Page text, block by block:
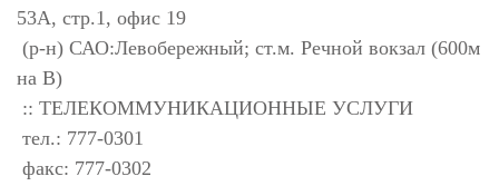
53А, стр.1, офис 19
(р-н) САО:Левобережный; ст.м. Речной вокзал (600м
на В)
:: ТЕЛЕКОММУНИКАЦИОННЫЕ УСЛУГИ
тел.: 777-0301
факс: 777-0302